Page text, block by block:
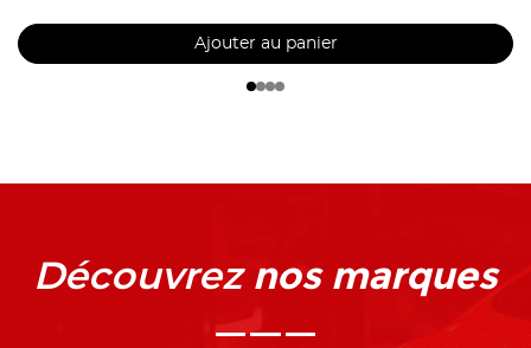
Ajouter au panier
Découvrez nos marques